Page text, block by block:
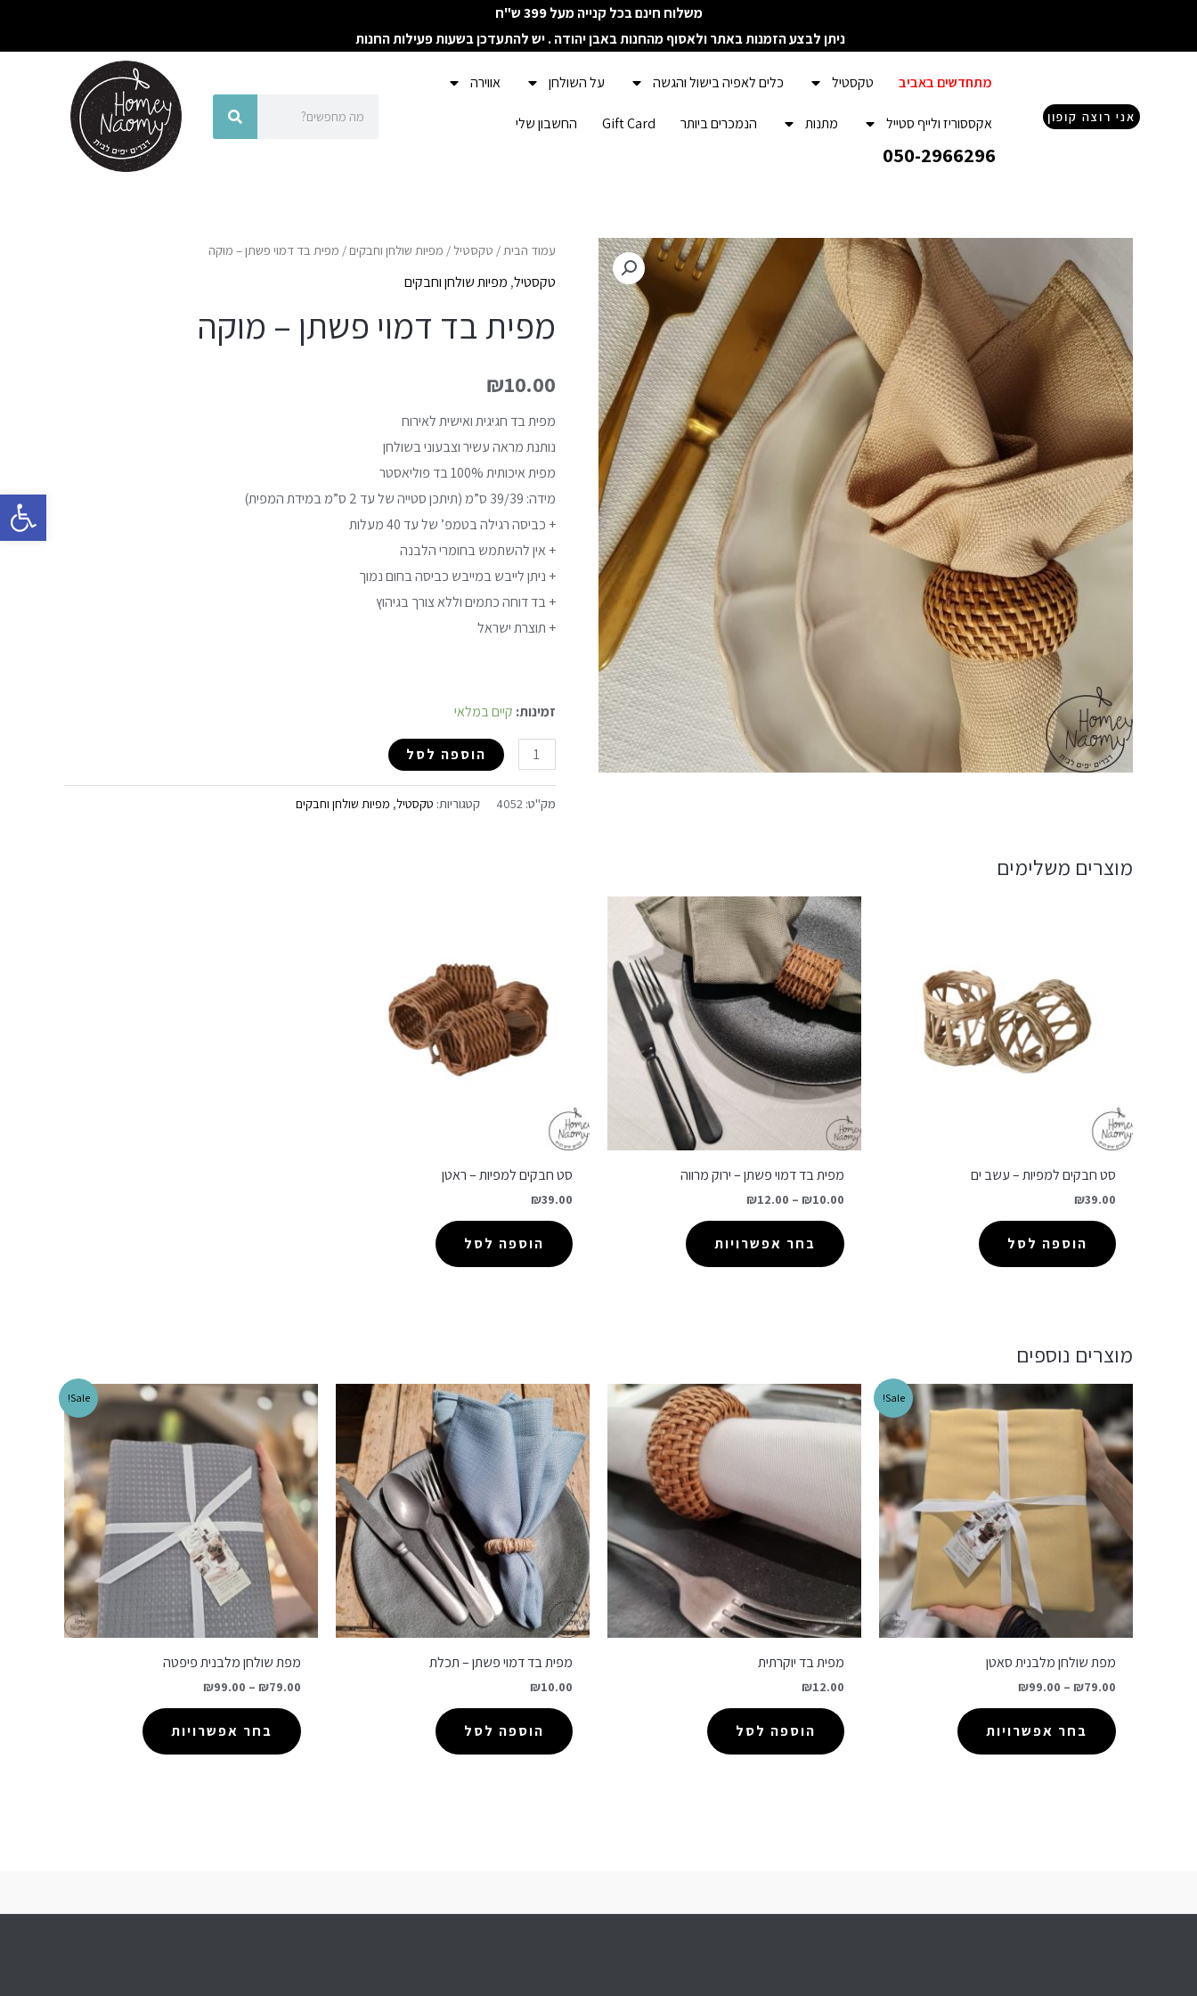
פתח
משלוח חינם בכל קנייה מעל 399 ש"ח
ניתן לבצע הזמנות באתר ולאסוף מהחנות באבן יהודה . יש להתעדכן בשעות פעילות החנות
אני רוצה קופון
מתחדשים באביב טקסטיל כלים לאפיה בישול והגשה על השולחן אווירה
אקססוריז ולייף סטייל מתנות הנמכרים ביותר Gift Card החשבון שלי
050-2966296
חיפוש
עמוד הבית/ טקסטיל/ מפיות שולחן וחבקים / מפית בד דמוי פשתן – מוקה
טקסטיל, מפיות שולחן וחבקים
מפית בד דמוי פשתן – מוקה
₪10.00
מפית בד חגיגית ואישית לאירוח
נותנת מראה עשיר וצבעוני בשולחן
מפית איכותית 100% בד פוליאסטר
מידה: 39/39 ס”מ (
תיתכן סטייה של עד 2 ס”מ במידת המפית)
+ כביסה רגילה בטמפ’ של עד 40 מעלות
+ אין להשתמש בחומרי הלבנה
+ ניתן לייבש במייבש כביסה בחום נמוך
+ בד דוחה כתמים וללא צורך בגיהוץ
+ תוצרת ישראל
זמינות: קיים במלאי
כמות
של
בד
פשתן
מוקה
הוספה לסל
מק"ט: 4052 קטגוריות: טקסטיל, מפיות שולחן וחבקים
מוצרים משלימים
סט חבקים למפיות – עשב ים
₪39.00
הוספה לסל
מפית בד דמוי פשתן – ירוק מרווה
₪10.00
–
₪12.00
בחר אפשרויות
סט חבקים למפיות – ראטן
₪39.00
הוספה לסל
מוצרים נוספים
Sale!
מפת שולחן מלבנית סאטן
₪79.00
–
₪99.00
בחר אפשרויות
מפית בד יוקרתית
₪12.00
הוספה לסל
מפית בד דמוי פשתן – תכלת
₪10.00
הוספה לסל
Sale!
מפת שולחן מלבנית פיפטה
₪79.00
–
₪99.00
בחר אפשרויות